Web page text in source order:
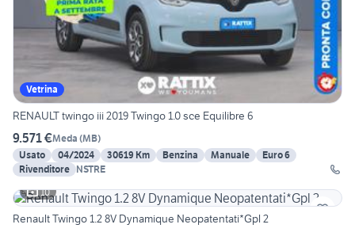
Vetrina
RENAULT twingo iii 2019 Twingo 1.0 sce Equilibre 6
9.571 €Meda (MB)
Usato
04/2024 30619 Km Benzina Manuale
Euro 6
Rivenditore NSTRE
10
Renault Twingo 1.2 8V Dynamique Neopatentati*Gpl 2